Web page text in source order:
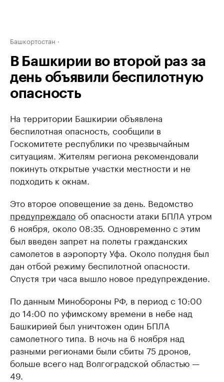
Башкортостан
В Башкирии во второй раз за
день объявили беспилотную
опасность
На территории Башкирии объявлена
беспилотная опасность, сообщили в
Госкомитете республики по чрезвычайным
ситуациям. Жителям региона рекомендовали
покинуть открытые участки местности и не
подходить к окнам.
Это второе оповещение за день. Ведомство
предупреждалооб опасности атаки БПЛА утром
6 ноября, около 08:35. Одновременно с этим
был введен запрет на полеты гражданских
самолетов в аэропорту Уфа. Около полудня был
дан отбой режиму беспилотной опасности.
Спустя три часа вышло новое предупреждение.
По данным Минобороны РФ, в период с 10:00
до 14:00 по уфимскому времени в небе над
Башкирией был уничтожен один БПЛА
самолетного типа. В ночь на 6 ноября над
разными регионами были сбиты 75 дронов,
больше всего над Волгоградской областью —
49.